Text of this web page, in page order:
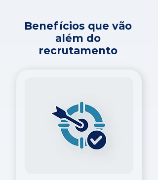
Benefícios que vão
além do
recrutamento